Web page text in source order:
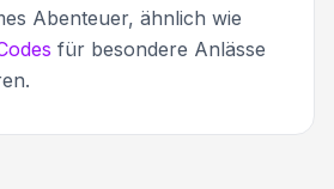
Abenteuer, ähnlich wie
für besondere Anlässe